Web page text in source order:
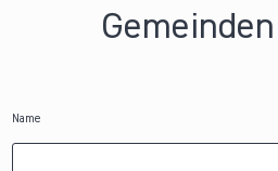
HochschulenGemeinden
Name